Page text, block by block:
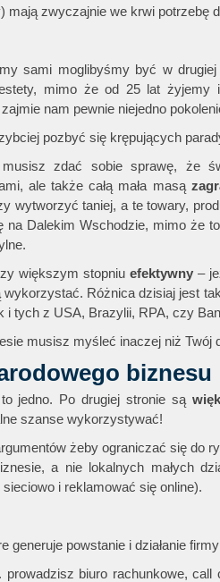
mają zwyczajnie we krwi potrzebę
sami moglibyśmy być w
mimo że od 25 lat
nam pewnie niejedno
pozbyć się krępujących
zdać sobie sprawę, że
ale także całą mała masą
wytworzyć taniej, a te towary,
na Dalekim Wschodzie, mimo że
większym stopniu efektywny–
wykorzystać. Różnica dzisiaj jest
i tych z USA, Brazylii, RPA, czy
musisz myśleć inaczej niż Twój
biznesu
jedno. Po drugiej stronie są
szanse wykorzystywać!
żeby ograniczać się do
a nie lokalnych małych
i reklamować się online).
generuje powstanie i działanie
biuro rachunkowe, call